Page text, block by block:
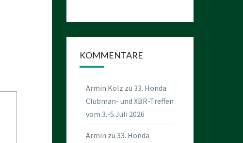
KOMMENTARE
Armin Kölz zu 33. Honda
Clubman- und XBR-Treffen
vom 3.-5.Juli 2026
Armin zu 33. Honda